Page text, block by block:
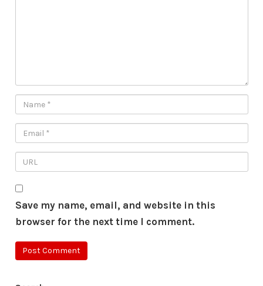
Save my name, email, and website in this
browser for the next time I comment.